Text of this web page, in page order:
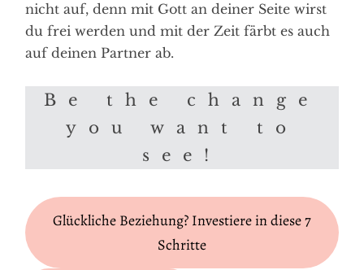
nicht auf, denn mit Gott an deiner Seite wirst
du frei werden und mit der Zeit färbt es auch
auf deinen Partner ab.
Be the change
you want to
see!
Glückliche Beziehung? Investiere in diese 7
Schritte